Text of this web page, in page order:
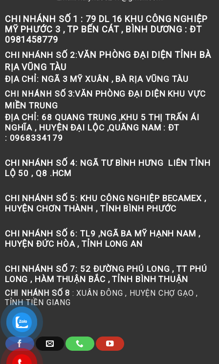
CHI NHÁNH SỐ 1 : 79 DL 16 KHU CÔNG NGHIỆP
MỸ PHƯỚC 3 , TP BẾN CÁT , BÌNH DƯƠNG : ĐT
0981458779
CHI NHÁNH SỐ 2:VĂN PHÒNG ĐẠI DIỆN TỈNH BÀ
RỊA VŨNG TÀU
ĐỊA CHỈ: NGÃ 3 MỸ XUÂN , BÀ RỊA VŨNG TÀU
CHI NHÁNH SỐ 3:VĂN PHÒNG ĐẠI DIỆN KHU VỰC
MIỀN TRUNG
ĐỊA CHỈ: 68 QUANG TRUNG ,KHU 5 THỊ TRẤN ÁI
NGHĨA , HUYỆN ĐẠI LỘC ,QUÃNG NAM : ĐT
: 0968334179
CHI NHÁNH SỐ 4: NGÃ TƯ BÌNH HƯNG LIÊN TỈNH
LỘ 50 , Q8 .HCM
CHI NHÁNH SỐ 5: KHU CÔNG NGHIỆP BECAMEX ,
HUYỆN CHƠN THÀNH , TỈNH BÌNH PHƯỚC
CHI NHÁNH SỐ 6:TL9 ,NGÃ BA MỸ HẠNH NAM ,
HUYỆN ĐỨC HÒA , TỈNH LONG AN
CHI NHÁNH SỐ 7: 52 ĐƯỜNG PHÚ LONG , TT PHÚ
LONG , HÀM THUẬN BẮC , TỈNH BÌNH THUẬN
CHI NHÁNH SỐ 8 : XUÂN ĐÔNG , HUYỆN CHỢ GẠO ,
TỈNH TIỀN GIANG